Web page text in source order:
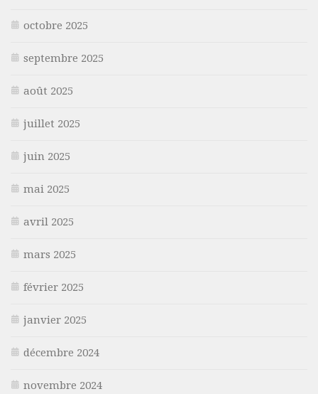
octobre 2025
septembre 2025
août 2025
juillet 2025
juin 2025
mai 2025
avril 2025
mars 2025
février 2025
janvier 2025
décembre 2024
novembre 2024